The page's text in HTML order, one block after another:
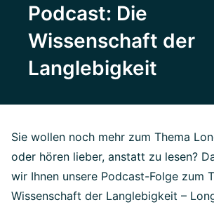
Podcast: Die
Wissenschaft der
Langlebigkeit
Sie wollen noch mehr zum Thema
oder hören lieber, anstatt zu lesen?
wir Ihnen unsere Podcast-Folge zum
Wissenschaft der Langlebigkeit –